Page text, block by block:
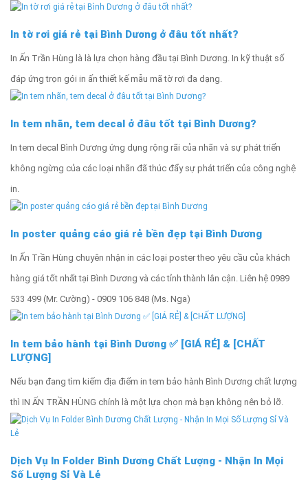
In tờ rơi giá rẻ tại Bình Dương ở đâu tốt nhất?
In Ấn Trần Hùng là là lựa chọn hàng đầu tại Bình Dương. In kỹ thuật số
đáp ứng trọn gói in ấn thiết kế mẫu mã tờ rơi đa dạng.
In tem nhãn, tem decal ở đâu tốt tại Bình Dương?
In tem decal Bình Dương ứng dụng rộng rãi của nhãn và sự phát triển
không ngừng của các loại nhãn đã thúc đẩy sự phát triển của công nghệ
in.
In poster quảng cáo giá rẻ bền đẹp tại Bình Dương
In Ấn Trần Hùng chuyên nhận in các loại poster theo yêu cầu của khách
hàng giá tốt nhất tại Bình Dương và các tỉnh thành lân cận. Liên hệ 0989
533 499 (Mr. Cường) - 0909 106 848 (Ms. Nga)
In tem bảo hành tại Bình Dương ✅ [GIÁ RẺ] & [CHẤT
LƯỢNG]
Nếu bạn đang tìm kiếm địa điểm in tem bảo hành Bình Dương chất lượng
thì IN ẤN TRẦN HÙNG chính là một lựa chọn mà bạn không nên bỏ lỡ.
Dịch Vụ In Folder Bình Dương Chất Lượng - Nhận In Mọi
Số Lượng Sỉ Và Lẻ